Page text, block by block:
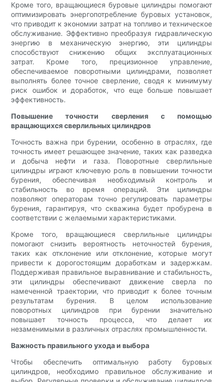
Кроме того, вращающиеся буровые цилиндры помогают
оптимизировать энергопотребление буровых установок,
что приводит к экономии затрат на топливо и техническое
обслуживание. Эффективно преобразуя гидравлическую
энергию в механическую энергию, эти цилиндры
способствуют снижению общих эксплуатационных
затрат. Кроме того, прецизионное управление,
обеспечиваемое поворотными цилиндрами, позволяет
выполнять более точное сверление, сводя к минимуму
риск ошибок и доработок, что еще больше повышает
эффективность.
Повышение точности сверления с помощью
вращающихся сверлильных цилиндров
Точность важна при бурении, особенно в отраслях, где
точность имеет решающее значение, таких как разведка
и добыча нефти и газа. Поворотные сверлильные
цилиндры играют ключевую роль в повышении точности
бурения, обеспечивая необходимый контроль и
стабильность во время операций. Эти цилиндры
позволяют операторам точно регулировать параметры
бурения, гарантируя, что скважина будет пробурена в
соответствии с желаемыми характеристиками.
Кроме того, вращающиеся сверлильные цилиндры
помогают снизить вероятность неточностей бурения,
таких как отклонение или отклонение, которые могут
привести к дорогостоящим доработкам и задержкам.
Поддерживая правильное выравнивание и стабильность,
эти цилиндры обеспечивают движение сверла по
намеченной траектории, что приводит к более точным
результатам бурения. В целом использование
поворотных цилиндров при бурении значительно
повышает точность процесса, что делает их
незаменимыми в различных отраслях промышленности.
Важность правильного ухода и выбора
Чтобы обеспечить оптимальную работу буровых
цилиндров, необходимо правильное обслуживание и